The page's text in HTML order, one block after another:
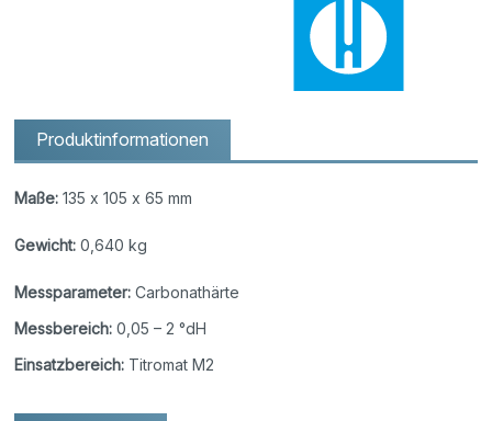
Produktinformationen
Maße: 135 x 105 x 65 mm
Gewicht: 0,640 kg
Messparameter: Carbonathärte
Messbereich: 0,05 – 2 °dH
Einsatzbereich: Titromat M2